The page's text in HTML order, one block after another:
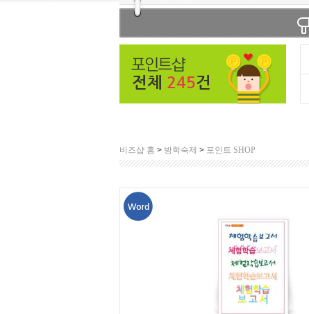
전체 245건
비즈샵 홈 > 방학숙제 > 포인트 SHOP